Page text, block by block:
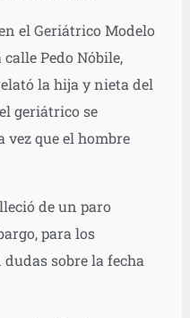
el Geriátrico Modelo
Pedo Nóbile,
la hija y nieta del
geriátrico se
que el hombre
de un paro
para los
sobre la fecha